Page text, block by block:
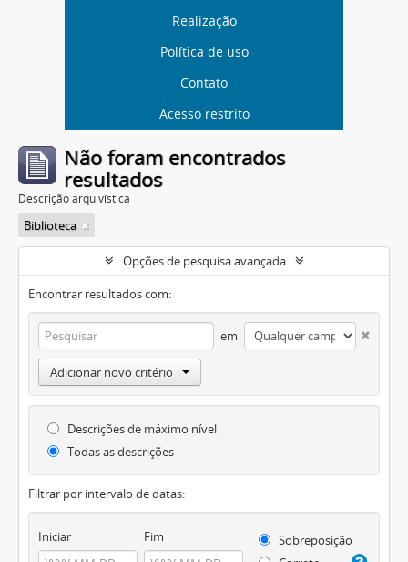
Realização
Política de uso
Contato
Acesso restrito
Não foram encontrados
resultados
Descrição arquivística
Biblioteca
Opções de pesquisa avançada
Encontrar resultados com:
em
Adicionar novo critério
Descrições de máximo nível
Todas as descrições
Filtrar por intervalo de datas:
Iniciar Fim
Sobreposição